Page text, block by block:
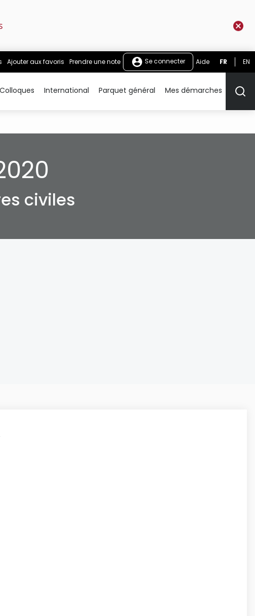
Ajouter aux favoris Prendre une note Se connecter Aide FR EN
Colloques International Parquet général Mes démarches
civiles